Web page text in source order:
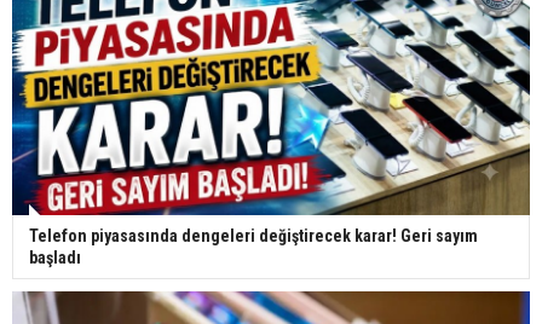
Telefon piyasasında dengeleri değiştirecek karar! Geri sayım
başladı